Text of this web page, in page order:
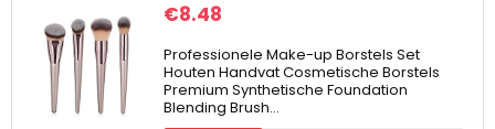
€8.48
Professionele Make-up Borstels Set
Houten Handvat Cosmetische Borstels
Premium Synthetische Foundation
Blending Brush…